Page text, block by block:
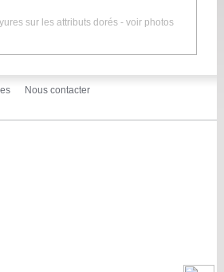
sur les attributs dorés - voir photos
Nous contacter